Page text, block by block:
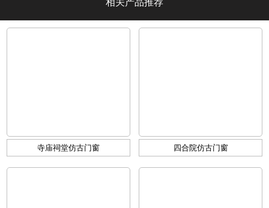
相关产品推荐
寺庙祠堂仿古门窗 四合院仿古门窗